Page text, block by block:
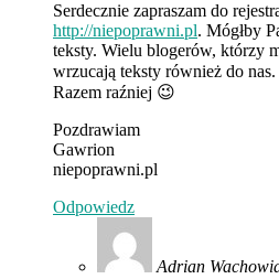
Serdecznie zapraszam do
http://niepoprawni.pl. Mógłby
teksty. Wielu blogerów, którzy
wrzucają teksty również do
Razem raźniej 😉
Pozdrawiam
Gawrion
niepoprawni.pl
Odpowiedz
Adrian